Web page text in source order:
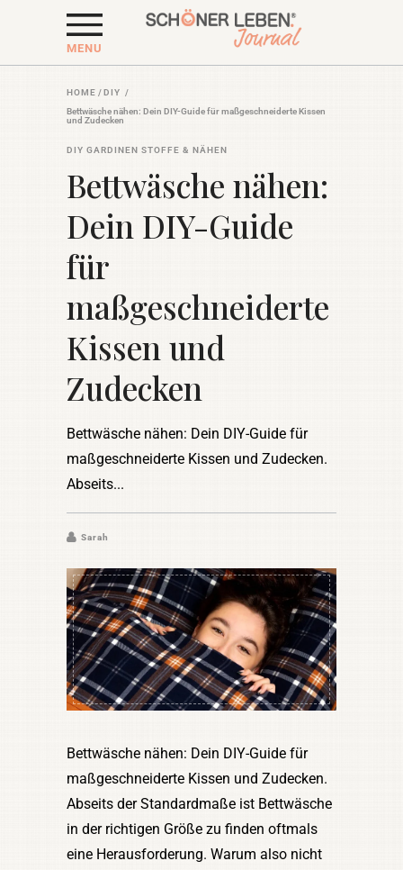
MENU
HOME /DIY /
Bettwäsche nähen: Dein DIY-Guide für maßgeschneiderte Kissen
und Zudecken
DIY GARDINEN STOFFE & NÄHEN
Bettwäsche nähen:
Dein DIY-Guide
für
maßgeschneiderte
Kissen und
Zudecken
Bettwäsche nähen: Dein DIY-Guide für
maßgeschneiderte Kissen und Zudecken.
Abseits
Sarah
Bettwäsche nähen: Dein DIY-Guide für
maßgeschneiderte Kissen und Zudecken.
Abseits der Standardmaße ist Bettwäsche
in der richtigen Größe zu finden oftmals
eine Herausforderung. Warum also nicht